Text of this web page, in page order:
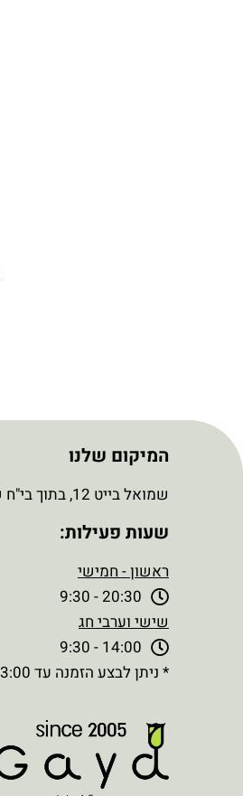
המיקום שלנו
שמואל בייט 12, בתוך בי"ח שערי צדק, ירושלים
שעות פעילות:
ראשון - חמישי
20:30 - 9:30
שישי וערבי חג
14:00 - 9:30
* ניתן לבצע הזמנה עד 13:00